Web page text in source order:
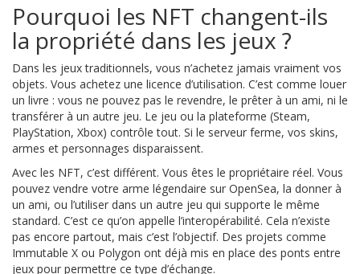
Pourquoi les NFT changent-ils
la propriété dans les jeux ?
Dans les jeux traditionnels, vous n’achetez jamais vraiment vos
objets. Vous achetez une licence d’utilisation. C’est comme louer
un livre : vous ne pouvez pas le revendre, le prêter à un ami, ni le
transférer à un autre jeu. Le jeu ou la plateforme (Steam,
PlayStation, Xbox) contrôle tout. Si le serveur ferme, vos skins,
armes et personnages disparaissent.
Avec les NFT, c’est différent. Vous êtes le propriétaire réel. Vous
pouvez vendre votre arme légendaire sur OpenSea, la donner à
un ami, ou l’utiliser dans un autre jeu qui supporte le même
standard. C’est ce qu’on appelle l’interopérabilité. Cela n’existe
pas encore partout, mais c’est l’objectif. Des projets comme
Immutable X ou Polygon ont déjà mis en place des ponts entre
jeux pour permettre ce type d’échange.